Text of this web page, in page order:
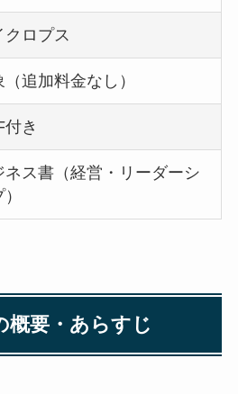
クロプス
（追加料金なし）
付き
ネス書（経営・リーダーシ
概要・あらすじ